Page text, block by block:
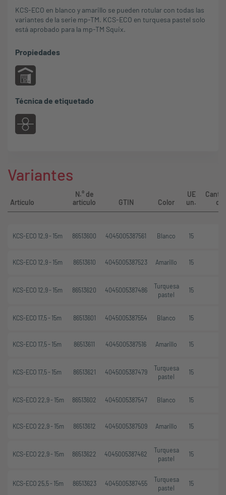
KCS-ECO en blanco y amarillo se pueden rotular con todas las
variantes de la serie mp-TM. KCS-ECO en turquesa pastel solo
está aprobado para la mp-TM Squix.
Propiedades
Técnica de etiquetado
Variantes
Artículo
N.° de
artículo
GTIN Color
UE
un.
de
KCS-ECO 12,9 - 15m 86513600 4045005387561 Blanco 15
KCS-ECO 12,9 - 15m 86513610 4045005387523 Amarillo 15
KCS-ECO 12,9 - 15m 86513620 4045005387486
Turquesa
pastel
15
KCS-ECO 17,5 - 15m 86513601 4045005387554 Blanco 15
KCS-ECO 17,5 - 15m 86513611 4045005387516 Amarillo 15
KCS-ECO 17,5 - 15m 86513621 4045005387479
Turquesa
pastel
15
KCS-ECO 22,9 - 15m 86513602 4045005387547 Blanco 15
KCS-ECO 22,9 - 15m 86513612 4045005387509 Amarillo 15
KCS-ECO 22,9 - 15m 86513622 4045005387462
Turquesa
pastel
15
KCS-ECO 25,5 - 15m 86513623 4045005387455
Turquesa
pastel
15